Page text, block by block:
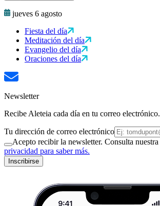
jueves 6 agosto
Fiesta del día
Meditación del día
Evangelio del día
Oraciones del día
Newsletter
Recibe Aleteia cada día en tu correo electrónico.
Tu dirección de correo electrónico
Acepto recibir la newsletter. Consulta nuestra
privacidad para saber más.
Inscribirse